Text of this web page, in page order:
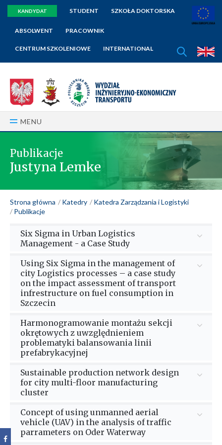
KANDYDAT STUDENT SZKOŁA DOKTORSKA
ABSOLWENT PRACOWNIK
CENTRUM SZKOLENIOWE INTERNATIONALSZUKAJ
MENU
Publikacje
Justyna Lemke
Strona główna Katedry
Katedra Zarządzania i Logistyki
Publikacje
Six Sigma in Urban Logistics
Management - a Case Study
Tytuł: Six Sigma in Urban Logistics
Management - a Case Study
Autor/Autorzy:Justyna Lemke, Kinga
Miejsce publikacji:Sustainability
Słowa kluczowe:
business process model and
Opportunities, Six Sigma, sustainable
development, Urban transport
Using Six Sigma in the management of
city Logistics processes – a case study
on the impact assessment of transport
infrestructure on fuel consumption in
Szczecin
Using Six Sigma in the management of
city Logistics processes – a case study on the
impact assessment of transport infrestructure
on fuel consumption in Szczecin
Autor/Autorzy:Justyna Lemke, Roma Strulak-
Wójcikiewicz
Miejsce publikacji:European Research Studies
Journal
Harmonogramowanie montażu sekcji
okrętowych z uwzględnieniem
problematyki balansowania linii
prefabrykacyjnej
Tytuł monografii:
INŻYNIERIA
ZARZĄDZANIA CYFRYZACJA PRODUKCJI
Aktualności badawcze 1
Tytuł rozdziału monografii:
Harmonogramowanie montażu sekcji
Sustainable production network design
for city multi-floor manufacturing
cluster
Tytuł:
Sustainable production network design
for city multi-floor manufacturing cluster
Concept of using unmanned aerial
vehicle (UAV) in the analysis of traffic
parrameters on Oder Waterway